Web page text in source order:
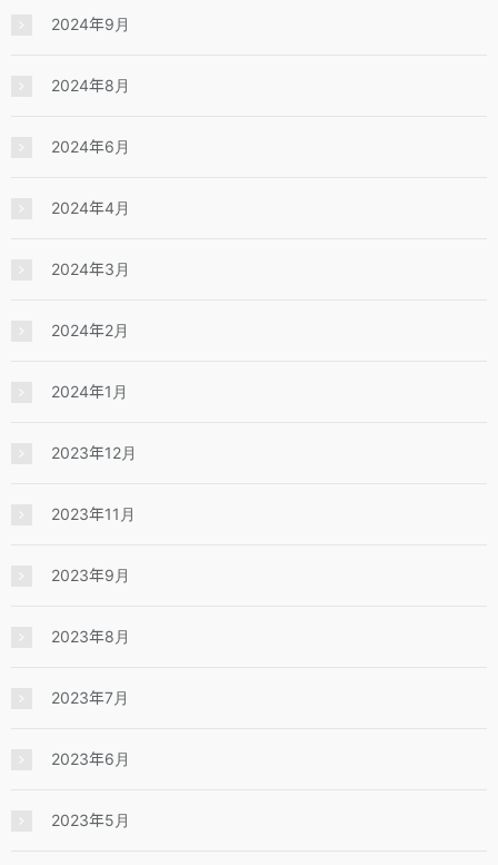
2024年9月
2024年8月
2024年6月
2024年4月
2024年3月
2024年2月
2024年1月
2023年12月
2023年11月
2023年9月
2023年8月
2023年7月
2023年6月
2023年5月